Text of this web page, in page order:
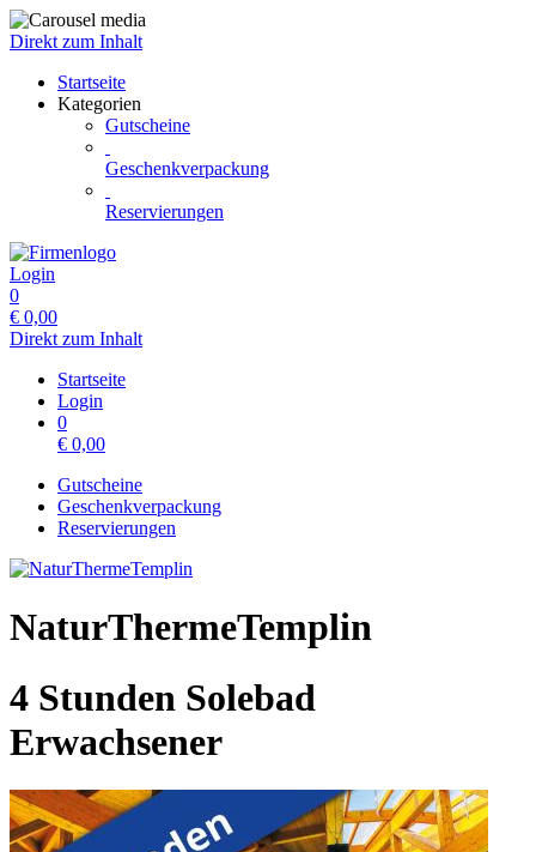
Direkt zum Inhalt
Startseite
Kategorien
Gutscheine
Geschenkverpackung
Reservierungen
Login
0
€ 0,00
Direkt zum Inhalt
Startseite
Login
0
€ 0,00
Gutscheine
Geschenkverpackung
Reservierungen
NaturThermeTemplin
4 Stunden Solebad
Erwachsener